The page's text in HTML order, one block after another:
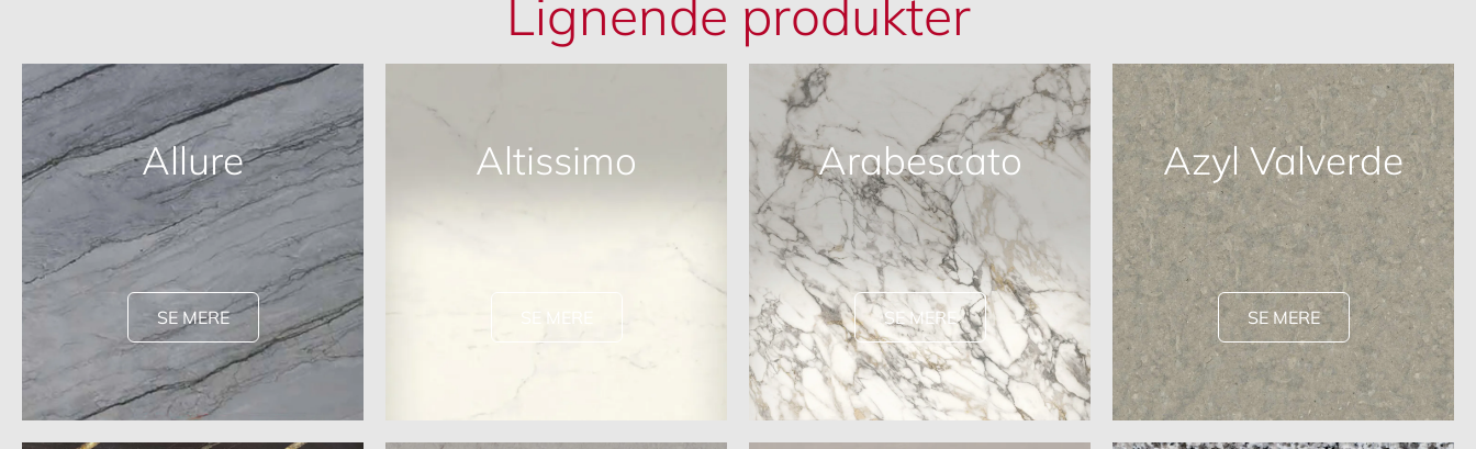
Lignende produkter
Allure
SE MERE
Altissimo
SE MERE
Arabescato
SE MERE
Azyl Valverde
SE MERE